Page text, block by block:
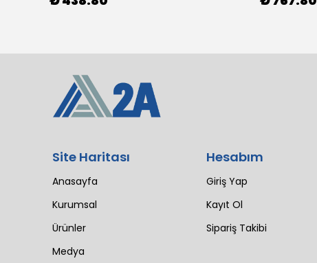
Site Haritası
Anasayfa
Kurumsal
Ürünler
Medya
Hesabım
Giriş Yap
Kayıt Ol
Sipariş Takibi